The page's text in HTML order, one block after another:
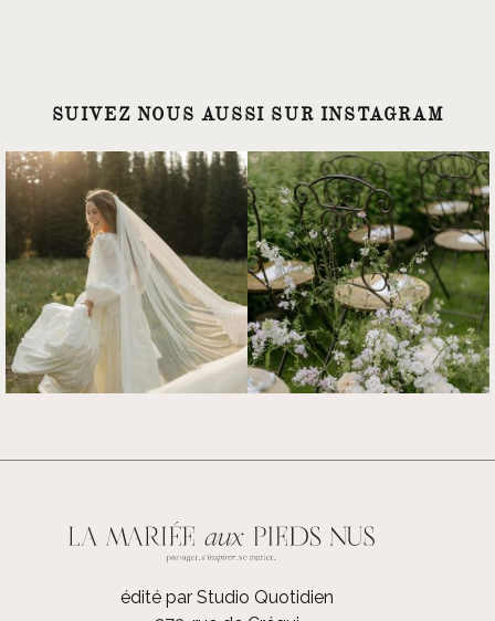
SUIVEZ NOUS AUSSI SUR INSTAGRAM
édité par Studio Quotidien